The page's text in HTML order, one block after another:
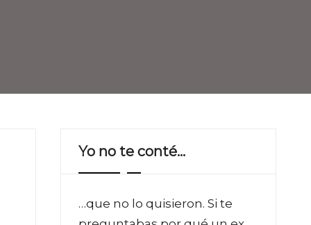
Yo no te conté…
…que no lo quisieron. Si te